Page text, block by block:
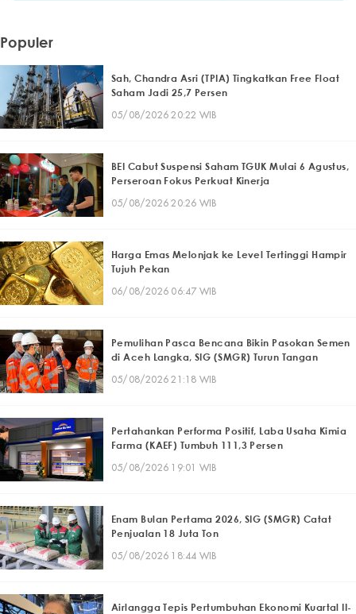
Populer
Sah, Chandra Asri (TPIA) Tingkatkan Free Float
Saham Jadi 25,7 Persen
05/08/2026 20:22 WIB
BEI Cabut Suspensi Saham TGUK Mulai 6 Agustus,
Perseroan Fokus Perkuat Kinerja
05/08/2026 20:26 WIB
Harga Emas Melonjak ke Level Tertinggi Hampir
Tujuh Pekan
06/08/2026 06:47 WIB
Pemulihan Pasca Bencana Bikin Pasokan Semen
di Aceh Langka, SIG (SMGR) Turun Tangan
05/08/2026 21:18 WIB
Pertahankan Performa Positif, Laba Usaha Kimia
Farma (KAEF) Tumbuh 111,3 Persen
05/08/2026 19:01 WIB
Enam Bulan Pertama 2026, SIG (SMGR) Catat
Penjualan 18 Juta Ton
05/08/2026 18:44 WIB
Airlangga Tepis Pertumbuhan Ekonomi Kuartal II-